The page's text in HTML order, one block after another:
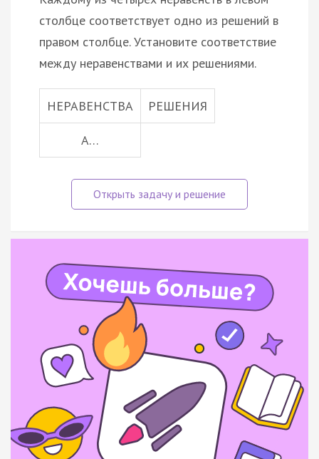
столбце соответствует одно из решений в
правом столбце. Установите соответствие
между неравенствами и их решениями.
НЕРАВЕНСТВА РЕШЕНИЯ
А…